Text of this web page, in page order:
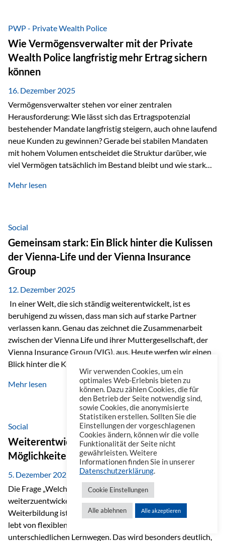
verschneiter Landschaft, bei feinem Essen, guter Musik und
einer entspannten…
PWP - Private Wealth Police
Wie Vermögensverwalter mit der Private
Wealth Police langfristig mehr Ertrag sichern
können
16. Dezember 2025
Vermögensverwalter stehen vor einer zentralen
Herausforderung: Wie lässt sich das Ertragspotenzial
bestehender Mandate langfristig steigern, auch ohne laufend
neue Kunden zu gewinnen? Gerade bei stabilen Mandaten
mit hohem Volumen entscheidet die Struktur darüber, wie
viel Vermögen tatsächlich im Bestand bleibt und wie stark
Beispiel verdeutlicht diese Wirkung besonders deutlich.
hinzukommen, spielt nicht nur die Rendite eine Rolle. Auch
steuerliche Effekte haben einen erheblichen Einfluss auf…
Mehr lesen
Social
Gemeinsam stark: Ein Blick hinter die Kulissen
der Vienna-Life und der Vienna Insurance
Group
12. Dezember 2025
In einer Welt, die sich ständig weiterentwickelt, ist es
beruhigend zu wissen, dass man sich auf starke Partner
verlassen kann. Genau das zeichnet die Zusammenarbeit
zwischen der Vienna Life und ihrer Muttergesellschaft, der
Vienna Insurance Group (VIG), aus. Heute werfen wir einen
Blick hinter die Kulissen auf eine Unternehmensgruppe mit
beeindruckender Geschichte, gewachsenem Know-how und
einem stabilen Fundament. Ein starkes Netzwerk in ganz
Europa Die Vienna Insurance Group ist die führende
Versicherungsgruppe in Zentral- und Osteuropa. Mit über
50 Versicherungsgesellschaften in insgesamt 30 Ländern
verbindet sie regionale Stärke mit internationaler
Kompetenz.
Mehr lesen
Social
Weiterentwicklung im Berufsalltag: Welche
Möglichkeiten es gibt
5. Dezember 2025
Die Frage „Welche Möglichkeiten gibt es, sich
weiterzuentwickeln?“ lässt sich heute vielseitig beantworten.
Weiterbildung ist längst kein starrer Prozess mehr, sondern
lebt von flexiblen Formaten, individuellen Bedürfnissen und
unterschiedlichen Lernwegen. Das wird besonders deutlich,
Wir verwenden Cookies, um ein
optimales Web-Erlebnis bieten zu
können. Dazu zählen Cookies, die für
den Betrieb der Seite notwendig sind,
sowie Cookies, die anonymisierte
Statistiken erstellen. Sollten Sie die
Einstellungen der vorgeschlagenen
Cookies ändern, können wir die volle
Funktionalität der Seite nicht
gewährleisten. Weitere
Informationen finden Sie in unserer
Datenschutzerklärung.
Cookie Einstellungen
Alle ablehnen Alle akzeptieren